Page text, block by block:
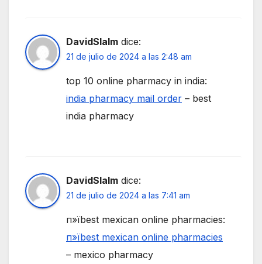
DavidSlalm dice:
21 de julio de 2024 a las 2:48 am
top 10 online pharmacy in india:
india pharmacy mail order – best
india pharmacy
DavidSlalm dice:
21 de julio de 2024 a las 7:41 am
п»їbest mexican online pharmacies:
п»їbest mexican online pharmacies
– mexico pharmacy